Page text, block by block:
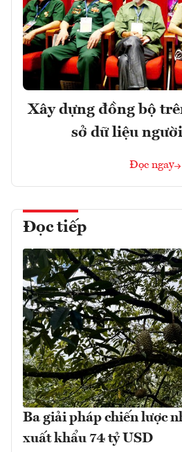
Xây dựng đồng bộ
sở dữ liệu
Đọc ngay
Đọc tiếp
Ba giải pháp chiến lược
xuất khẩu 74 tỷ USD